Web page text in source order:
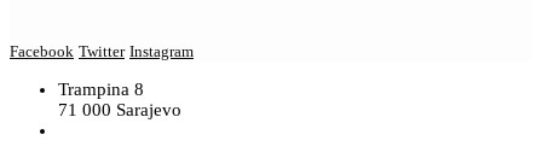
Facebook Twitter Instagram
Trampina 8
71 000 Sarajevo